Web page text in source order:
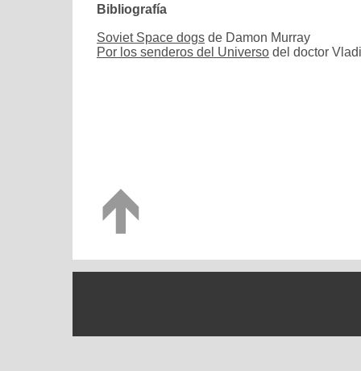
Bibliografía
Soviet Space dogs de Damon Murray
Por los senderos del Universo del doctor